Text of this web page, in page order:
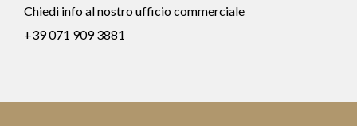
Chiedi info al nostro ufficio commerciale
‎+39 071 909 3881